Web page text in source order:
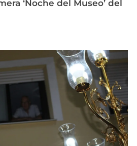
‘Noche del Museo’ del